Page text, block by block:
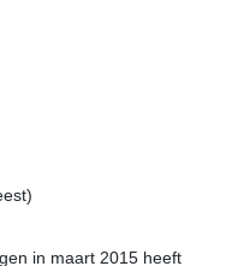
in maart 2015 heeft